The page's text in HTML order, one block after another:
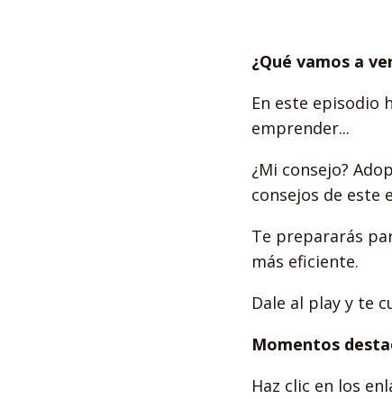
¿Qué vamos a
En este episodio
emprender...
¿Mi consejo?
consejos de este
Te prepararás
más eficiente.
Dale al play y te
Momentos
Haz clic en los